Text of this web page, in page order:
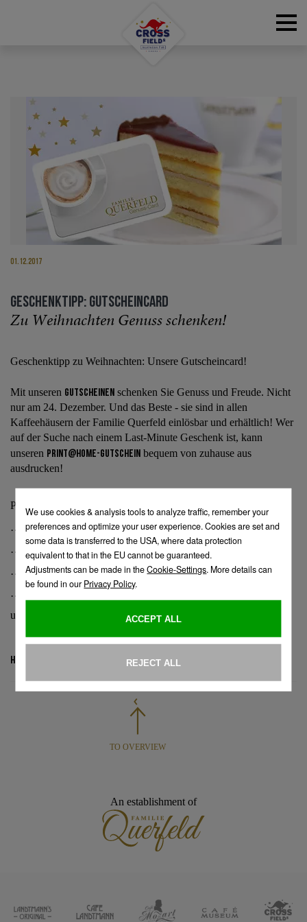
01.12.2017
GESCHENKTIPP: GUTSCHEINCARD
Zu Weihnachten Genuss schenken!
Geschenktipp zu Weihnachten: Unsere Gutscheincard!
Mit unseren Gutscheinen schenken Sie Genuss und Freude. Nicht
nur am 24. Dezember. Und das Beste - sie sind in allen
Kaffeehäusern der Familie Querfeld einlösbar und erhältlich! Wer
auf der Suche nach einem Last-Minute Geschenk ist, kann
unseren Print@Home-Gutschein bequem von zuhause aus
ausdrucken!
Perfekt für …
… ein Frühstück zu zweit
… einen Kaffeeplausch mit Mama
… ein gemütliches Dinner mit Freunden
… ein „süßes Mitbringsel“
und vieles mehr!
Hier geht's zum Onlineshop.
TO OVERVIEW
An establishment of